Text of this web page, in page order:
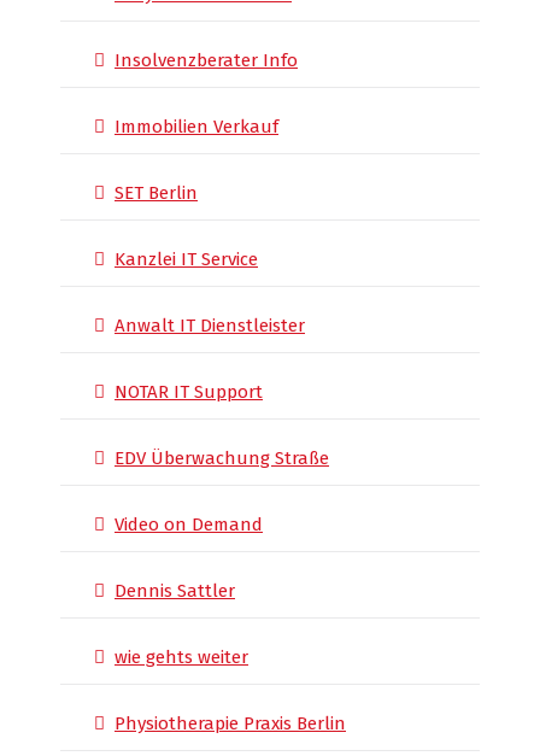
Insolvenzberater Info
Immobilien Verkauf
SET Berlin
Kanzlei IT Service
Anwalt IT Dienstleister
NOTAR IT Support
EDV Überwachung Straße
Video on Demand
Dennis Sattler
wie gehts weiter
Physiotherapie Praxis Berlin